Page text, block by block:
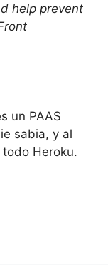
help prevent
un PAAS
sabia, y al
Heroku.